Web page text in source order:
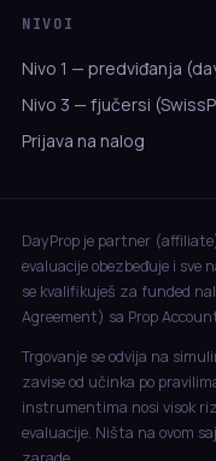
NIVOI
Nivo 1 — predviđanja
Nivo 3 — fjučersi
Prijava na nalog
DayProp je partner
evaluacije obezbeđuje i sve
se kvalifikuješ za funded
Agreement) sa Prop
Trgovanje se odvija na
zavise od učinka po
instrumentima nosi visok
evaluacije. Ništa na ovom